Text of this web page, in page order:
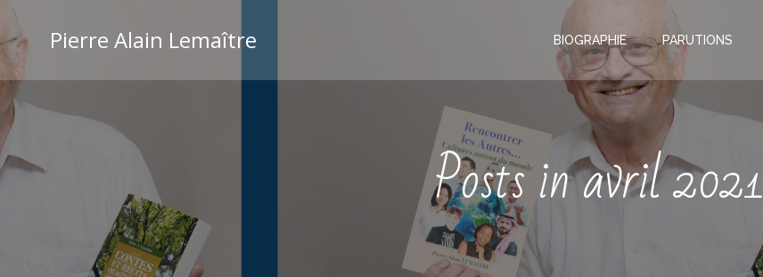
Aller
contenuPierre Alain Lemaître BIOGRAPHIE PARUTIONS
Posts in avril 2021